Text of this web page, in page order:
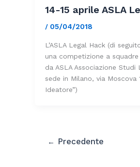
14-15 aprile ASLA
/ 05/04/2018
L’ASLA Legal Hack (di
una competizione a
da ASLA Associazione Studi
sede in Milano, via Moscova
Ideatore”)
← Precedente